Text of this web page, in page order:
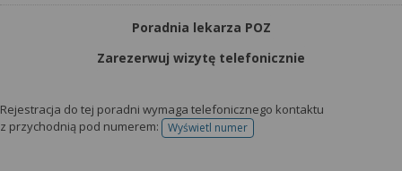
Poradnia lekarza POZ
Zarezerwuj wizytę telefonicznie
Rejestracja do tej poradni wymaga telefonicznego kontaktu
z przychodnią pod numerem:
Wyświetl numertelefonu do rejestracji